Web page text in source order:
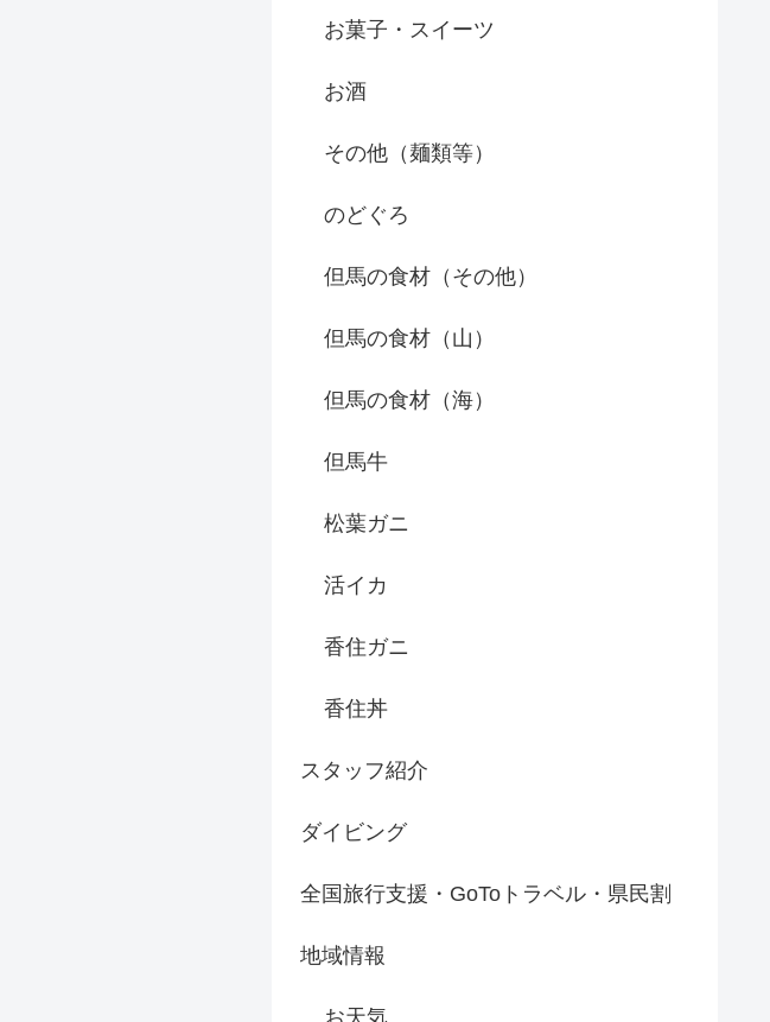
お菓子・スイーツ
お酒
その他（麺類等）
のどぐろ
但馬の食材（その他）
但馬の食材（山）
但馬の食材（海）
但馬牛
松葉ガニ
活イカ
香住ガニ
香住丼
スタッフ紹介
ダイビング
全国旅行支援・GoToトラベル・県民割
地域情報
お天気